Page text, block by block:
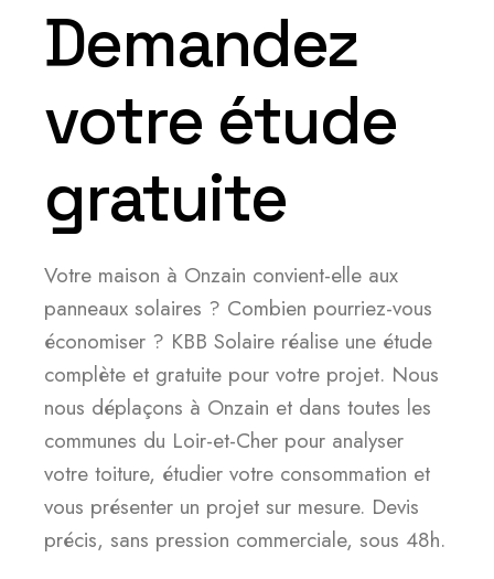
Demandez
votre étude
gratuite
Votre maison à Onzain convient-elle aux
panneaux solaires ? Combien pourriez-vous
économiser ? KBB Solaire réalise une étude
complète et gratuite pour votre projet. Nous
nous déplaçons à Onzain et dans toutes les
communes du Loir-et-Cher pour analyser
votre toiture, étudier votre consommation et
vous présenter un projet sur mesure. Devis
précis, sans pression commerciale, sous 48h.